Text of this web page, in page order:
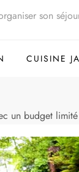
son
CUISINE